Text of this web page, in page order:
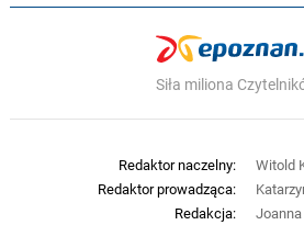
Siła miliona
Redaktor naczelny:
Witold
Redaktor prowadząca:
Redakcja: